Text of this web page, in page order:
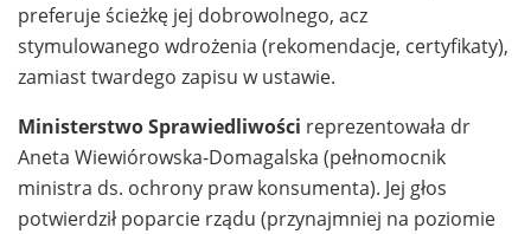
preferuje ścieżkę jej dobrowolnego, acz
stymulowanego wdrożenia (rekomendacje, certyfikaty),
zamiast twardego zapisu w ustawie.
Ministerstwo Sprawiedliwości reprezentowała dr
Aneta Wiewiórowska-Domagalska (pełnomocnik
ministra ds. ochrony praw konsumenta). Jej głos
potwierdził poparcie rządu (przynajmniej na poziomie